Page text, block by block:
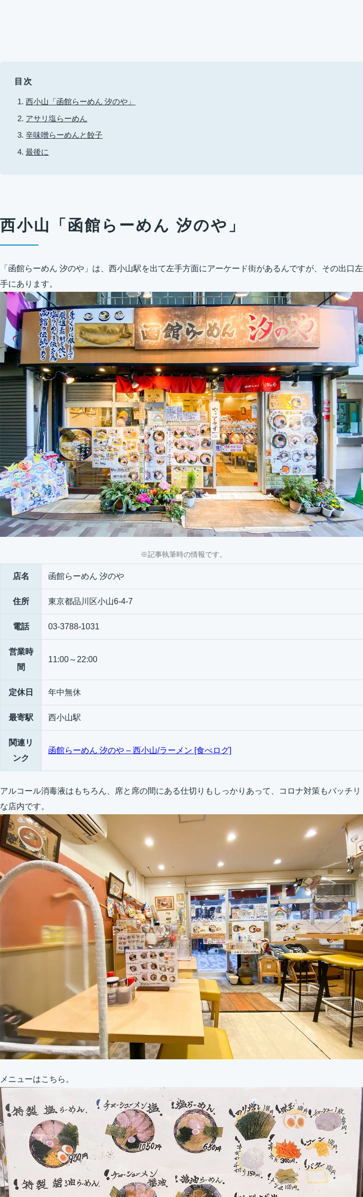
目次
西小山「函館らーめん 汐のや」
アサリ塩らーめん
辛味噌らーめんと餃子
最後に
西小山「函館らーめん 汐のや」
「函館らーめん 汐のや」は、西小山駅を出て左手方面にアーケード街があるんですが、その出口左
手にあります。
※記事執筆時の情報です。
店名 函館らーめん 汐のや
住所 東京都品川区小山6-4-7
電話 03-3788-1031
営業時
間
11:00～22:00
定休日 年中無休
最寄駅 西小山駅
関連リ
ンク
函館らーめん 汐のや – 西小山/ラーメン [食べログ]
アルコール消毒液はもちろん、席と席の間にある仕切りもしっかりあって、コロナ対策もバッチリ
な店内です。
メニューはこちら。